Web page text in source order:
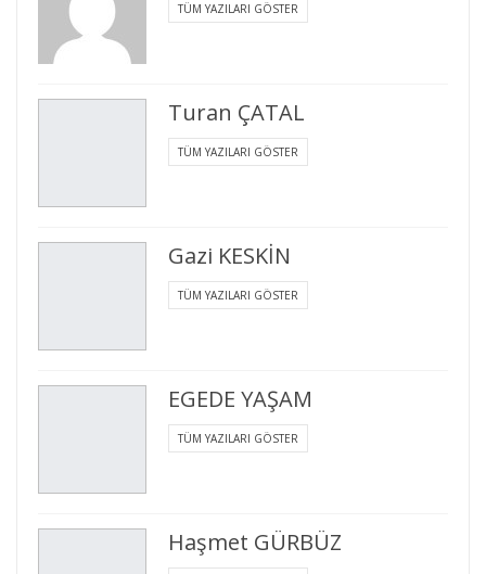
TÜM YAZILARI GÖSTER
Turan ÇATAL
TÜM YAZILARI GÖSTER
Gazi KESKİN
TÜM YAZILARI GÖSTER
EGEDE YAŞAM
TÜM YAZILARI GÖSTER
Haşmet GÜRBÜZ